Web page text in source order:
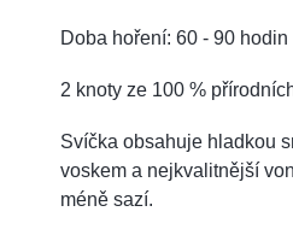
Doba hoření: 60 - 90 hodin
2 knoty ze 100 %
Svíčka obsahuje hladkou
voskem a nejkvalitnější
méně sazí.